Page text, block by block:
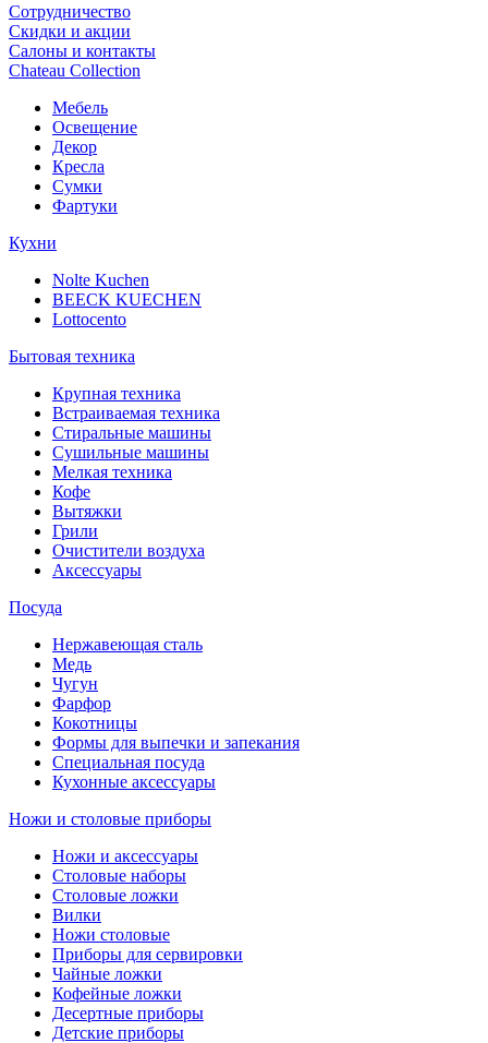
Сотрудничество
Скидки и акции
Салоны и контакты
Chateau Collection
Мебель
Освещение
Декор
Кресла
Сумки
Фартуки
Кухни
Nolte Kuchen
BEECK KUECHEN
Lottocento
Бытовая техника
Крупная техника
Встраиваемая техника
Стиральные машины
Сушильные машины
Мелкая техника
Кофе
Вытяжки
Грили
Очистители воздуха
Аксессуары
Посуда
Нержавеющая сталь
Медь
Чугун
Фарфор
Кокотницы
Формы для выпечки и запекания
Специальная посуда
Кухонные аксессуары
Ножи и столовые приборы
Ножи и аксессуары
Столовые наборы
Столовые ложки
Вилки
Ножи столовые
Приборы для сервировки
Чайные ложки
Кофейные ложки
Десертные приборы
Детские приборы